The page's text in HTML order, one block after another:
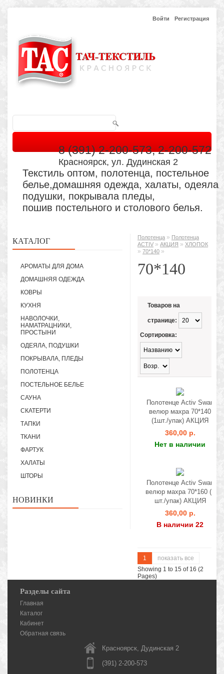
Войти Регистрация
8 (391) 2-200-573, 2-200-572
Красноярск, ул. Дудинская 2
Текстиль оптом, полотенца, постельное
белье,домашняя одежда, халаты, одеяла
подушки, покрывала пледы,
пошив постельного и столового белья.
КАТАЛОГ
АРОМАТЫ ДЛЯ ДОМА
ДОМАШНЯЯ ОДЕЖДА
КОВРЫ
КУХНЯ
НАВОЛОЧКИ,
НАМАТРАЦНИКИ,
ПРОСТЫНИ
ОДЕЯЛА, ПОДУШКИ
ПОКРЫВАЛА, ПЛЕДЫ
ПОЛОТЕНЦА
ПОСТЕЛЬНОЕ БЕЛЬЕ
САУНА
СКАТЕРТИ
ТАПКИ
ТКАНИ
ФАРТУК
ХАЛАТЫ
ШТОРЫ
НОВИНКИ
Полотенца » Полотенца
ACTIV » АКЦИЯ » ХЛОПОК
» 70*140 »
70*140
Товаров на
странице:
Сортировка:
Полотенце Activ Swan
велюр махра 70*140
(1шт./упак) АКЦИЯ
360,00 р.
Нет в наличии
Полотенце Activ Swan
велюр махра 70*160 (1
шт./упак) АКЦИЯ
360,00 р.
В наличии 22
1
показать все
Showing 1 to 15 of 16 (2
Pages)
Разделы сайта
Главная
Каталог
Кабинет
Обратная связь
Красноярск, Дудинская 2
(391) 2-200-573